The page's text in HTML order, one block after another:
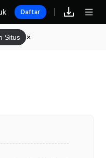
Daftar
Situs